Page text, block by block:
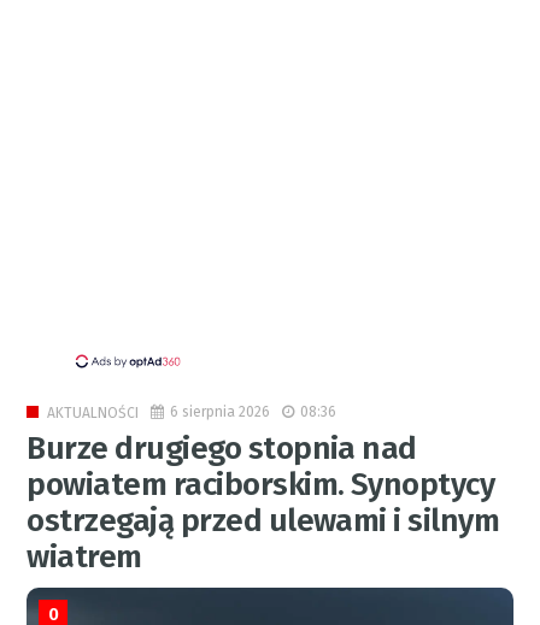
AKTUALNOŚCI 6 sierpnia 2026 08:36
Burze drugiego stopnia nad
powiatem raciborskim. Synoptycy
ostrzegają przed ulewami i silnym
wiatrem
0